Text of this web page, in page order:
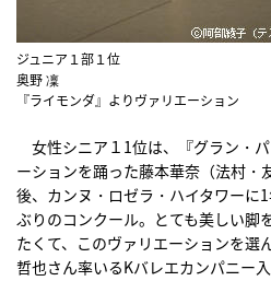
ジュニア１部１位
奥野 凜
『ライモンダ』よりヴァリエーション
女性シニア１1位は、『グラン・
ーションを踊った藤本華奈（法村・
後、カンヌ・ロゼラ・ハイタワーに
ぶりのコンクール。とても美しい脚
たくて、このヴァリエーションを選
哲也さん率いるKバレエカンパニー入